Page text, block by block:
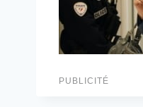
PUBLICITÉ